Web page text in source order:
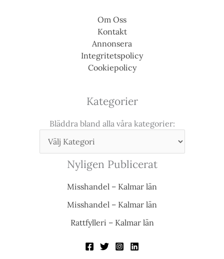
Om Oss
Kontakt
Annonsera
Integritetspolicy
Cookiepolicy
Kategorier
Bläddra bland alla våra kategorier:
Nyligen Publicerat
Misshandel – Kalmar län
Misshandel – Kalmar län
Rattfylleri – Kalmar län